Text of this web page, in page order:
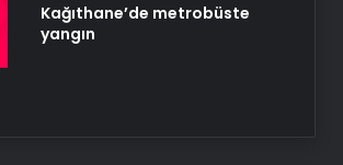
Kağıthane’de metrobüste
yangın